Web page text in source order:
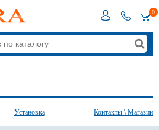
0
Установка Контакты \ Магазин